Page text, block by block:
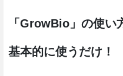
「GrowBio」の使い
基本的に使うだけ！